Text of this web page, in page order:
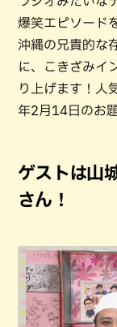
爆笑エピソード
沖縄の兄貴的な
に、こきざみイ
り上げます！人
年2月14日のお
ゲストは山
さん！